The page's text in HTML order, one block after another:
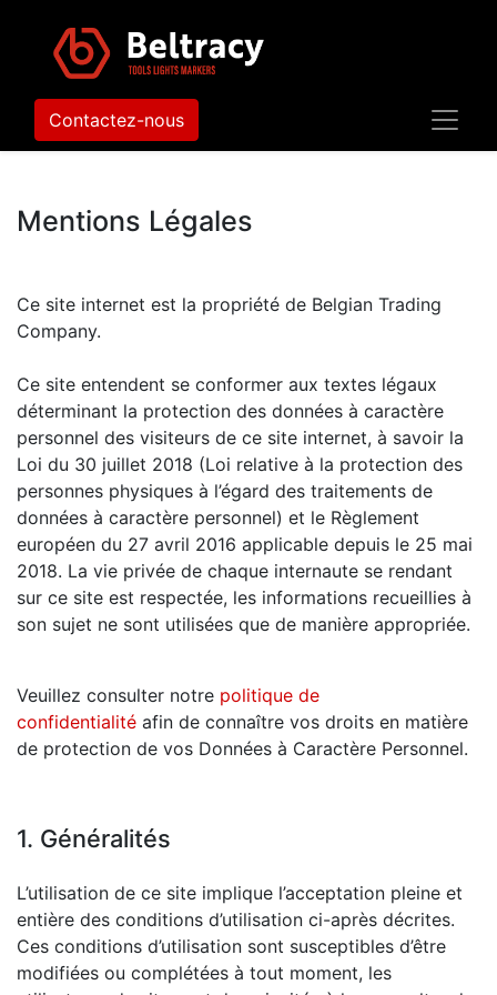
Contactez-nous
Mentions Légales
Ce site internet est la propriété de Belgian Trading
Company.
Ce site entendent se conformer aux textes légaux
déterminant la protection des données à caractère
personnel des visiteurs de ce site internet, à savoir la
Loi du 30 juillet 2018 (Loi relative à la protection des
personnes physiques à l’égard des traitements de
données à caractère personnel) et le Règlement
européen du 27 avril 2016 applicable depuis le 25 mai
2018. La vie privée de chaque internaute se rendant
sur ce site est respectée, les informations recueillies à
son sujet ne sont utilisées que de manière appropriée.
Veuillez consulter notre politique de
confidentialité afin de connaître vos droits en matière
de protection de vos Données à Caractère Personnel.
1. Généralités
L’utilisation de ce site implique l’acceptation pleine et
entière des conditions d’utilisation ci-après décrites.
Ces conditions d’utilisation sont susceptibles d’être
modifiées ou complétées à tout moment, les